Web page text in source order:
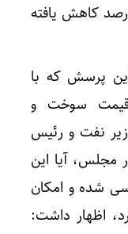
بنزین کشور حدود ۱۰ تا ۱۵ درصد کاهش یافته
پرسش که با
سوخت و
نفت و رئیس
مجلس، آیا این
شده و امکان
اظهار داشت: